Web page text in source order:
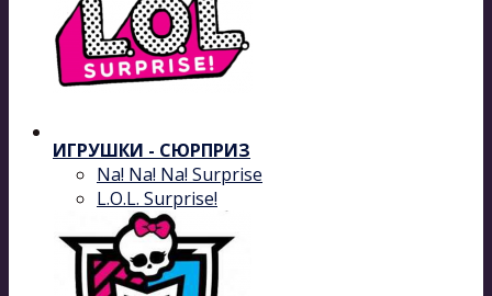
ИГРУШКИ - СЮРПРИЗ
Na! Na! Na! Surprise
L.O.L. Surprise!